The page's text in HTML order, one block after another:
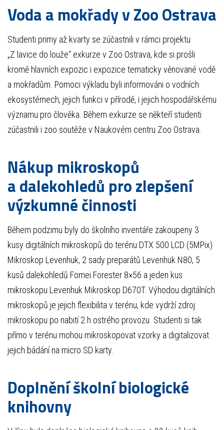
Voda a mokřady v Zoo Ostrava
Studenti primy až kvarty se zúčastnili v rámci projektu
„Z lavice do louže“ exkurze v Zoo Ostrava, kde si prošli
kromě hlavních expozic i expozice tematicky věnované vodě
a mokřadům. Pomoci výkladu byli informováni o vodních
ekosystémech, jejich funkci v přírodě, i jejich hospodářskému
významu pro člověka. Během exkurze se někteří studenti
zúčastnili i zoo soutěže v Naukovém centru Zoo Ostrava.
Nákup mikroskopů
a dalekohledů pro zlepšení
výzkumné činnosti
Během podzimu byly do školního inventáře zakoupeny 3
kusy digitálních mikroskopů do terénu DTX 500 LCD (5MPix)
Mikroskop Levenhuk, 2 sady preparátů Levenhuk N80, 5
kusů dalekohledů Fomei Forester 8×56 a jeden kus
mikroskopu Levenhuk Mikroskop D670T. Výhodou digitálních
mikroskopů je jejich flexibilita v terénu, kde vydrží zdroj
mikroskopu po nabití 2 h ostrého provozu. Studenti si tak
přímo v terénu mohou mikroskopovat vzorky a digitalizovat
jejich bádání na micro SD karty.
Doplnění školní biologické
knihovny